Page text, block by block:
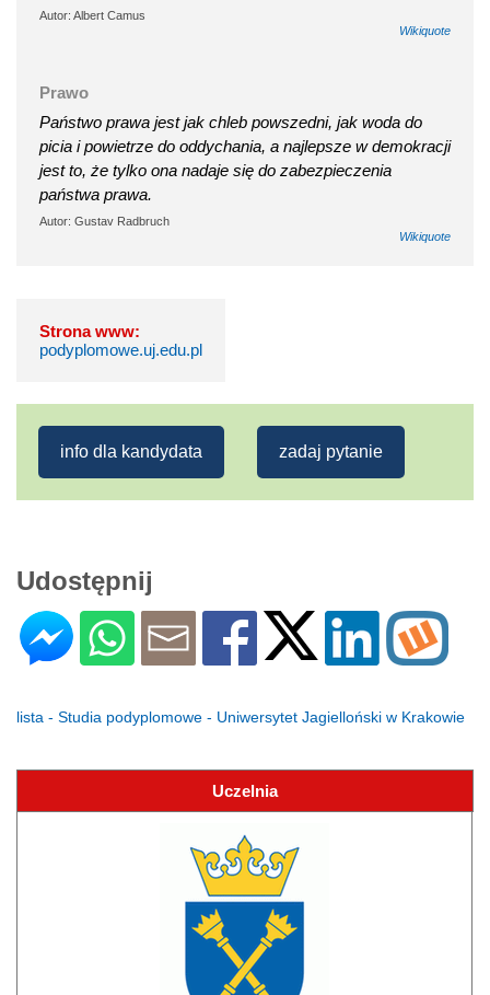
Autor: Albert Camus
Wikiquote
Prawo
Państwo prawa jest jak chleb powszedni, jak woda do
picia i powietrze do oddychania, a najlepsze w demokracji
jest to, że tylko ona nadaje się do zabezpieczenia
państwa prawa.
Autor: Gustav Radbruch
Wikiquote
Strona www:
podyplomowe.uj.edu.pl
info dla kandydata zadaj pytanie
Udostępnij
lista - Studia podyplomowe - Uniwersytet Jagielloński w Krakowie
Uczelnia